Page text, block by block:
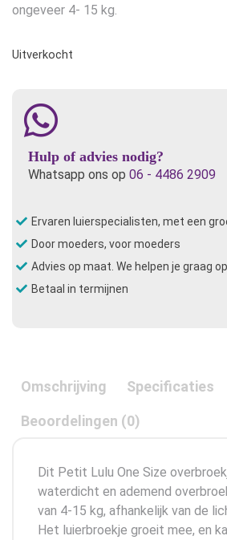
ongeveer 4- 15 kg.
Uitverkocht
Hulp of advies nodig?
Whatsapp ons op 06 - 4486 2909
Ervaren luierspecialisten, met een
Door moeders, voor moeders
Advies op maat. We helpen je graag
Betaal in termijnen
Omschrijving Specificaties
Beoordelingen (0)
Dit Petit Lulu One Size
waterdicht en ademend
van 4-15 kg, afhankelijk van de
Het luierbroekje groeit mee, en